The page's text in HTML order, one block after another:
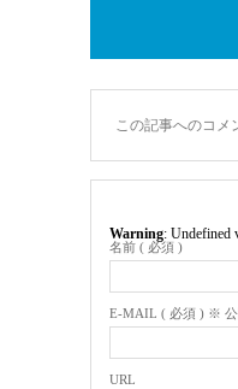
この記事へのコメ
Warning :
名前 ( 必須 )
E-MAIL ( 必須 ) ※ 公
URL